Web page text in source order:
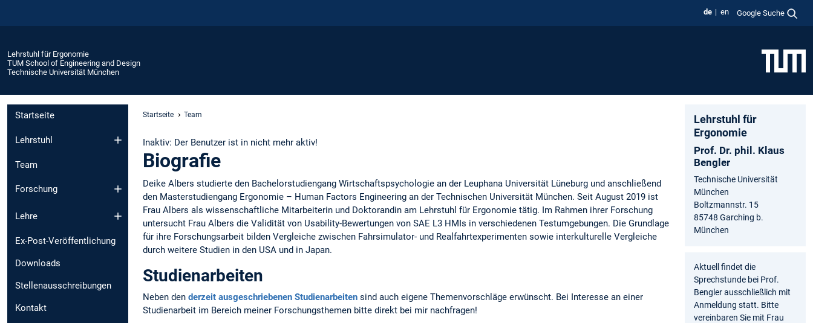
de en Google Suche
Lehrstuhl für Ergonomie
TUM School of Engineering and Design
Technische Universität München
Startseite
Lehrstuhl
Team
Forschung
Lehre
Ex-Post-Veröffentlichung
Downloads
Stellenausschreibungen
Kontakt
Startseite Team
Inaktiv: Der Benutzer ist in nicht mehr aktiv!
Biografie
Deike Albers studierte den Bachelorstudiengang Wirtschaftspsychologie an der Leuphana Universität Lüneburg und anschließend
den Masterstudiengang Ergonomie – Human Factors Engineering an der Technischen Universität München. Seit August 2019 ist
Frau Albers als wissenschaftliche Mitarbeiterin und Doktorandin am Lehrstuhl für Ergonomie tätig. Im Rahmen ihrer Forschung
untersucht Frau Albers die Validität von Usability-Bewertungen von SAE L3 HMIs in verschiedenen Testumgebungen. Die Grundlage
für ihre Forschungsarbeit bilden Vergleiche zwischen Fahrsimulator- und Realfahrtexperimenten sowie interkulturelle Vergleiche
durch weitere Studien in den USA und in Japan.
Studienarbeiten
Neben den derzeit ausgeschriebenen Studienarbeiten sind auch eigene Themenvorschläge erwünscht. Bei Interesse an einer
Studienarbeit im Bereich meiner Forschungsthemen bitte direkt bei mir nachfragen!
Lehrstuhl für
Ergonomie
Prof. Dr. phil. Klaus
Bengler
Technische Universität
München
Boltzmannstr. 15
85748 Garching b.
München
Aktuell findet die
Sprechstunde bei Prof.
Bengler ausschließlich mit
Anmeldung statt. Bitte
vereinbaren Sie mit Frau